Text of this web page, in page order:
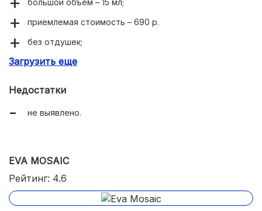
большой объём – 15 мл;
приемлемая стоимость – 690 р.
без отдушек;
можно смешивать с тональной основой, кремами;
Загрузить еще
Недостатки
не выявлено.
EVA MOSAIC
Рейтинг: 4.6